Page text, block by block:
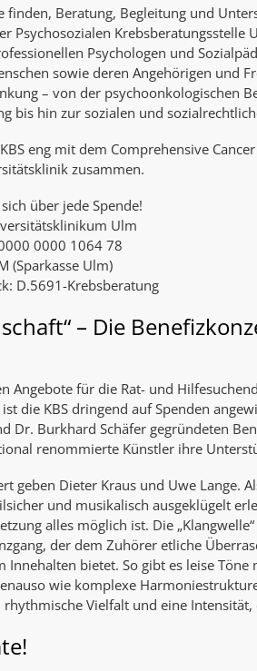
finden, Beratung, Begleitung und
Psychosozialen Krebs­beratungsstelle
Psychologen und
sowie deren Angehörigen und
– von der psychoonkologischen
bis hin zur sozialen und
eng mit dem Comprehensive
zusammen.
über jede Spende!
Ulm
0000 1064 78
(Sparkasse Ulm)
D.5691-Krebsberatung
– Die
Angebote für die Rat- und
die KBS dringend auf Spenden
Dr. Burkhard Schäfer gegründeten
renommierte Künstler ihre
geben Dieter Kraus und Uwe Lange.
und musikalisch ausgeklügelt
alles möglich ist. Die
der dem Zuhörer etliche
Innehalten bietet. So gibt es leise
wie komplexe
rhythmische Vielfalt und eine